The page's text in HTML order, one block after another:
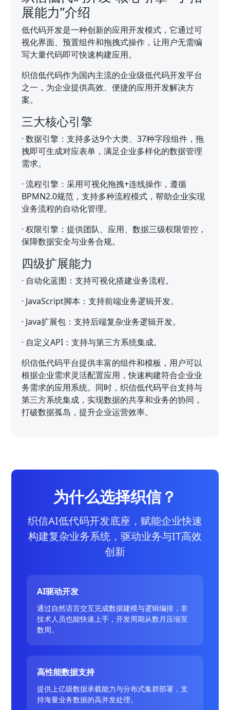
展能力”介绍
低代码开发是一种创新的应用开发模式，它通过可
视化界面、预置组件和拖拽式操作，让用户无需编
写大量代码即可快速构建应用。
织信低代码作为国内主流的企业级低代码开发平台
之一，为企业提供高效、便捷的应用开发解决方
案。
三大核心引擎
·数据引擎：支持多达9个大类、37种字段组件，拖
拽即可生成对应表单，满足企业多样化的数据管理
需求。
·流程引擎：采用可视化拖拽+连线操作，遵循
BPMN2.0规范，支持多种流程模式，帮助企业实现
业务流程的自动化管理。
·权限引擎：提供团队、应用、数据三级权限管控，
保障数据安全与业务合规。
四级扩展能力
· 自动化蓝图：支持可视化搭建业务流程。
· JavaScript脚本：支持前端业务逻辑开发。
· Java扩展包：支持后端复杂业务逻辑开发。
· 自定义API：支持与第三方系统集成。
织信低代码平台提供丰富的组件和模板，用户可以
根据企业需求灵活配置应用，快速构建符合企业业
务需求的应用系统。同时，织信低代码平台支持与
第三方系统集成，实现数据的共享和业务的协同，
打破数据孤岛，提升企业运营效率。
为什么选择织信？
织信AI低代码开发底座，赋能企业快速
构建复杂业务系统，驱动业务与IT高效
创新
AI驱动开发
通过自然语言交互完成数据建模与逻辑编排，非
技术人员也能快速上手，开发周期从数月压缩至
数周。
高性能数据支持
提供上亿级数据承载能力与分布式集群部署，支
持海量业务数据的高并发处理。